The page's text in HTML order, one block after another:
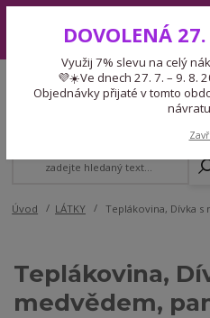
7. – 9. 8. 2026 čerpáme
odešleme ihned po
Expedice 775 866 913
Po-Čt 9-15:30 Pá 9-14:30 Pauza 13-
Úvod LÁTKY Teplákovina, Dívka s
Teplákovina,
medvědem,
DOVOLENÁ
Využij 7% slevu na celý
💜☀️Ve dnech 27. 7. – 9. 8.
Objednávky přijaté v tomto